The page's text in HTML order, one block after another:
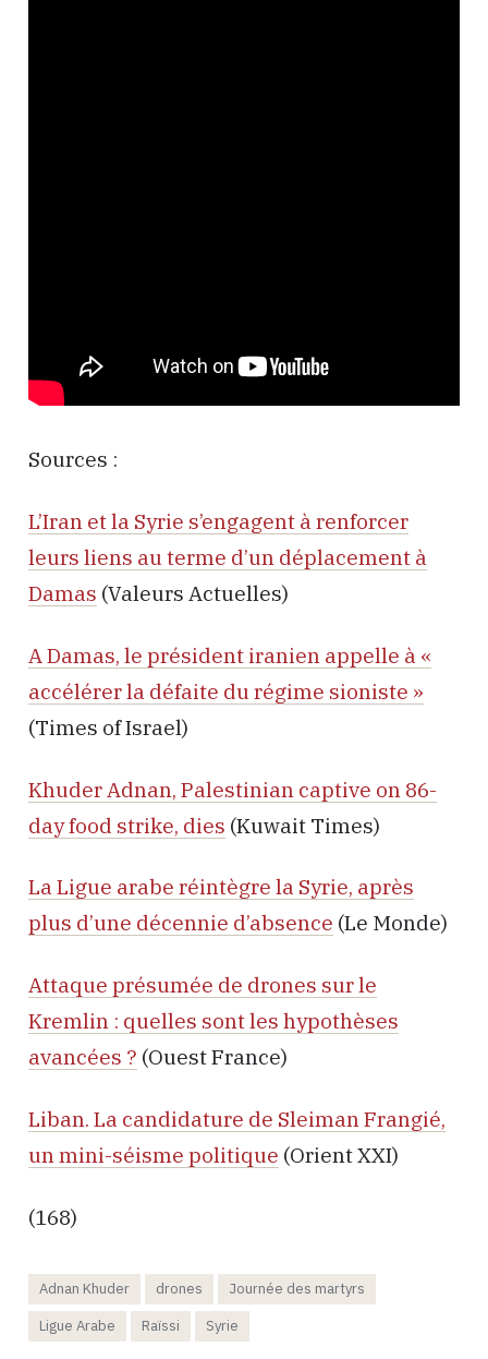
Sources :
L’Iran et la Syrie s’engagent à renforcer
leurs liens au terme d’un déplacement à
Damas (Valeurs Actuelles)
A Damas, le président iranien appelle à «
accélérer la défaite du régime sioniste »
(Times of Israel)
Khuder Adnan, Palestinian captive on 86-
day food strike, dies (Kuwait Times)
La Ligue arabe réintègre la Syrie, après
plus d’une décennie d’absence (Le Monde)
Attaque présumée de drones sur le
Kremlin : quelles sont les hypothèses
avancées ? (Ouest France)
Liban. La candidature de Sleiman Frangié,
un mini-séisme politique (Orient XXI)
(168)
Adnan Khuder drones
Journée des martyrs
Ligue Arabe
Raïssi Syrie